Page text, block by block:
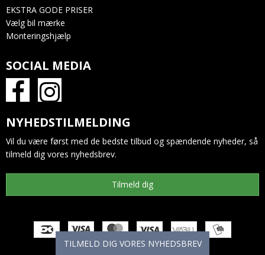
EKSTRA GODE PRISER
Vælg bil mærke
Monteringshjælp
SOCIAL MEDIA
NYHEDSTILMELDING
Vil du være først med de bedste tilbud og spændende nyheder, så
tilmeld dig vores nyhedsbrev.
Tilmeld dig
TILMELD DIG VORES NYHEDSBREV